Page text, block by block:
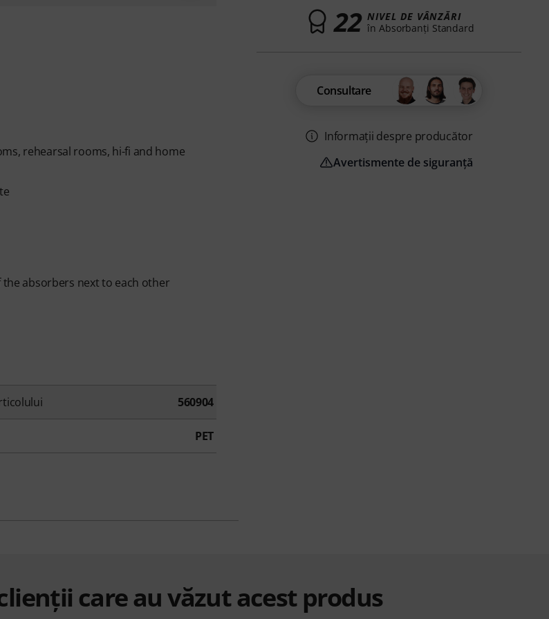
rehearsal rooms, hi-fi and home
absorbers next to each other
560904
PET
22 NIVEL DE VÂNZĂRI
în Absorbanţi Standard
Consultare
Informații despre producător
Avertismente de siguranță
care au văzut acest produs